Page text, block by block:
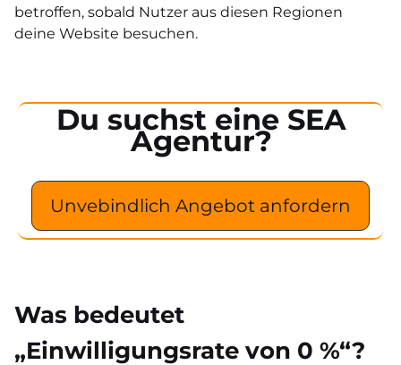
betroffen, sobald Nutzer aus diesen Regionen
deine Website besuchen.
Du suchst eine SEA
Agentur?
Unvebindlich Angebot anfordern
Was bedeutet
„Einwilligungsrate von 0 %“?